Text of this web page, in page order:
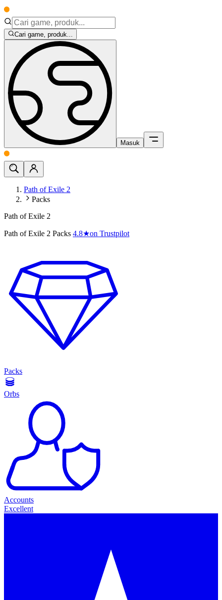
Cari game, produk...
Masuk
Path of Exile 2
Packs
Path of Exile 2
Path of Exile 2 Packs 4.8★on Trustpilot
Packs
Orbs
Accounts
Excellent